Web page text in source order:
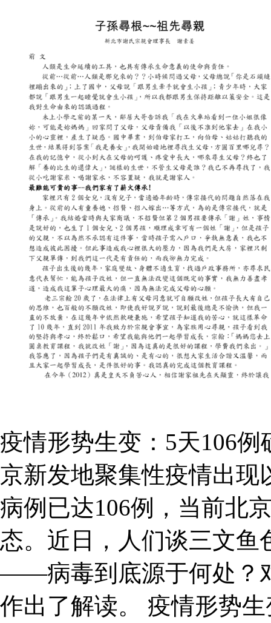
疫情形势生变：5天106
京新发地聚集性疫情出现
病例已达106例，当前北
态。近日，人们谈三文鱼
——病毒到底源于何处？
作出了解读。 疫情形势